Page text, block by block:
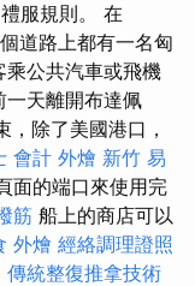
服規則。 在
道路上都有一名匈
公共汽車或飛機
一天離開布達佩
除了美國港口，
會計 外燴 新竹 易
面的端口來使用完
筋 船上的商店可以
外燴 經絡調理證照
傳統整復推拿技術